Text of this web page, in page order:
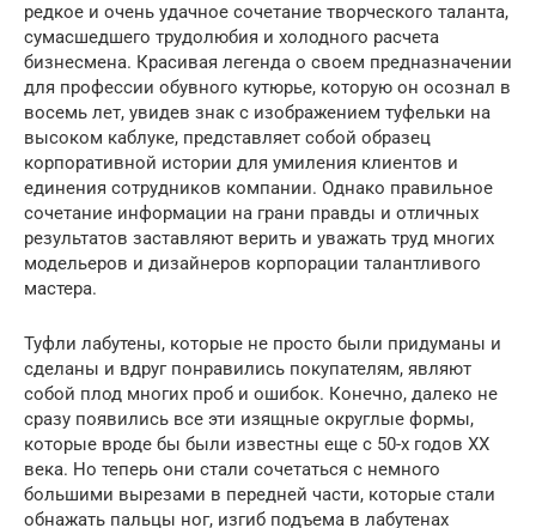
редкое и очень удачное сочетание творческого таланта,
сумасшедшего трудолюбия и холодного расчета
бизнесмена. Красивая легенда о своем предназначении
для профессии обувного кутюрье, которую он осознал в
восемь лет, увидев знак с изображением туфельки на
высоком каблуке, представляет собой образец
корпоративной истории для умиления клиентов и
единения сотрудников компании. Однако правильное
сочетание информации на грани правды и отличных
результатов заставляют верить и уважать труд многих
модельеров и дизайнеров корпорации талантливого
мастера.
Туфли лабутены, которые не просто были придуманы и
сделаны и вдруг понравились покупателям, являют
собой плод многих проб и ошибок. Конечно, далеко не
сразу появились все эти изящные округлые формы,
которые вроде бы были известны еще с 50-х годов XX
века. Но теперь они стали сочетаться с немного
большими вырезами в передней части, которые стали
обнажать пальцы ног, изгиб подъема в лабутенах